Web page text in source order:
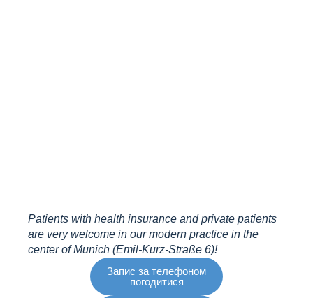
Patients with health insurance and private patients
are very welcome in our modern practice in the
center of Munich (Emil-Kurz-Straße 6)!
Запис за телефоном
погодитися